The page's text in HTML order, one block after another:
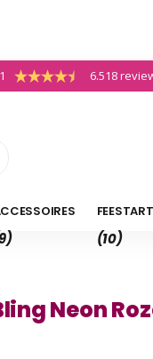
6.518
(10)
Neon